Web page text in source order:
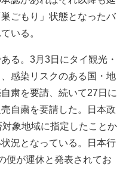
ごもり」状態となったバ
いる。
る。3月3日にタイ観光・
感染リスクのある国・地
粛を要請、続いて27日に
自粛を要請した。日本政
象地域に指定したことか
況となっている。日本行
便が運休と発表されてお